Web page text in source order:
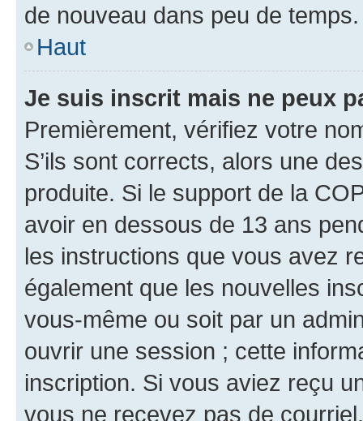
de nouveau dans peu de temps.
Haut
Je suis inscrit mais ne peux
Premièrement, vérifiez votre
S’ils sont corrects, alors une
produite. Si le support de la
avoir en dessous de 13 ans
les instructions que vous avez
également que les nouvelles
vous-même ou soit par un
ouvrir une session ; cette
inscription. Si vous aviez reçu
vous ne recevez pas de